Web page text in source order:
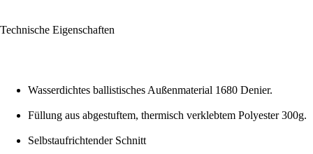
Technische Eigenschaften
Wasserdichtes ballistisches Außenmaterial 1680 Denier.
Füllung aus abgestuftem, thermisch verklebtem Polyester 300g.
Selbstaufrichtender Schnitt